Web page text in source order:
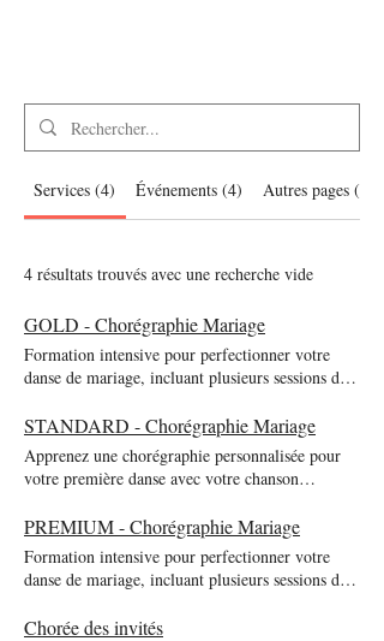
Services (4) Événements (4) Autres pages (15)
4 résultats trouvés avec une recherche vide
GOLD - Chorégraphie Mariage
Formation intensive pour perfectionner votre
danse de mariage, incluant plusieurs sessions de
STANDARD - Chorégraphie Mariage
Apprenez une chorégraphie personnalisée pour
votre première danse avec votre chanson
PREMIUM - Chorégraphie Mariage
Formation intensive pour perfectionner votre
danse de mariage, incluant plusieurs sessions de
Chorée des invités